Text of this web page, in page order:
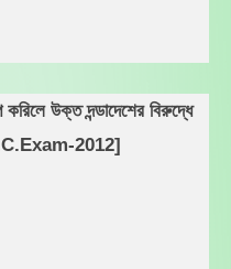
উক্ত দন্ডাদেশের বিরুদ্ধে
2012]